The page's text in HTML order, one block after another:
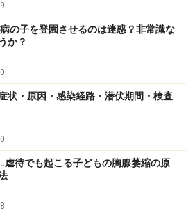
の子を登園させるのは迷惑？非常識な
か？
状・原因・感染経路・潜伏期間・検査
虐待でも起こる子どもの胸腺萎縮の原